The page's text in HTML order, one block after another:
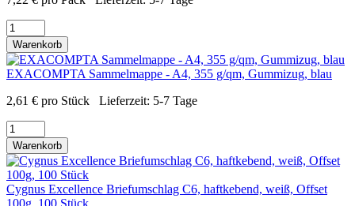
Warenkorb
EXACOMPTA Sammelmappe - A4, 355 g/qm, Gummizug, blau
2,61 € pro Stück Lieferzeit: 5-7 Tage
Warenkorb
Cygnus Excellence Briefumschlag C6, haftkebend, weiß, Offset
100g, 100 Stück